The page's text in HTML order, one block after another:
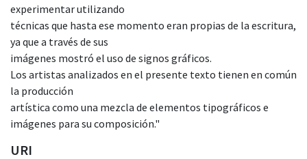
experimentar utilizando
técnicas que hasta ese momento eran propias de la escritura,
ya que a través de sus
imágenes mostró el uso de signos gráficos.
Los artistas analizados en el presente texto tienen en común
la producción
artística como una mezcla de elementos tipográficos e
imágenes para su composición."
URI